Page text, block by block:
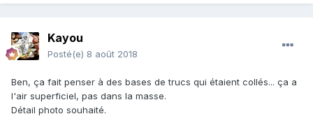
Kayou
Posté(e) 8 août 2018
Ben, ça fait penser à des bases de trucs qui étaient collés... ça a
l'air superficiel, pas dans la masse.
Détail photo souhaité.